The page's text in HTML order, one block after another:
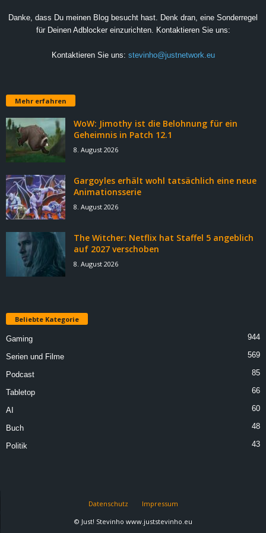
Danke, dass Du meinen Blog besucht hast. Denk dran, eine Sonderregel
für Deinen Adblocker einzurichten. Kontaktieren Sie uns:
Kontaktieren Sie uns: stevinho@justnetwork.eu
Mehr erfahren
WoW: Jimothy ist die Belohnung für ein
Geheimnis in Patch 12.1
8. August 2026
Gargoyles erhält wohl tatsächlich eine neue
Animationsserie
8. August 2026
The Witcher: Netflix hat Staffel 5 angeblich
auf 2027 verschoben
8. August 2026
Beliebte Kategorie
Gaming 944
Serien und Filme 569
Podcast 85
Tabletop 66
AI 60
Buch 48
Politik 43
Datenschutz
Impressum
© Just! Stevinho www.juststevinho.eu